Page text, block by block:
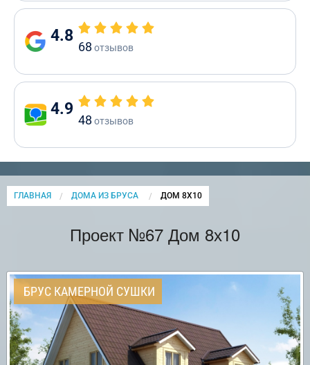
4.8
68 отзывов
4.9
48 отзывов
ГЛАВНАЯ ДОМА ИЗ БРУСА CURRENT:
ДОМ 8Х10
Проект №67 Дом 8х10
БРУС КАМЕРНОЙ СУШКИ